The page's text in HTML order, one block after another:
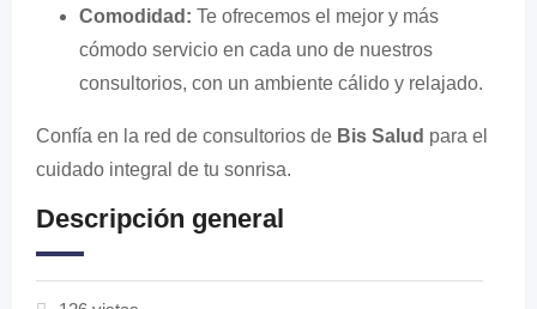
Comodidad: Te ofrecemos el mejor y más
cómodo servicio en cada uno de nuestros
consultorios, con un ambiente cálido y relajado.
Confía en la red de consultorios de Bis Salud para el
cuidado integral de tu sonrisa.
Descripción general